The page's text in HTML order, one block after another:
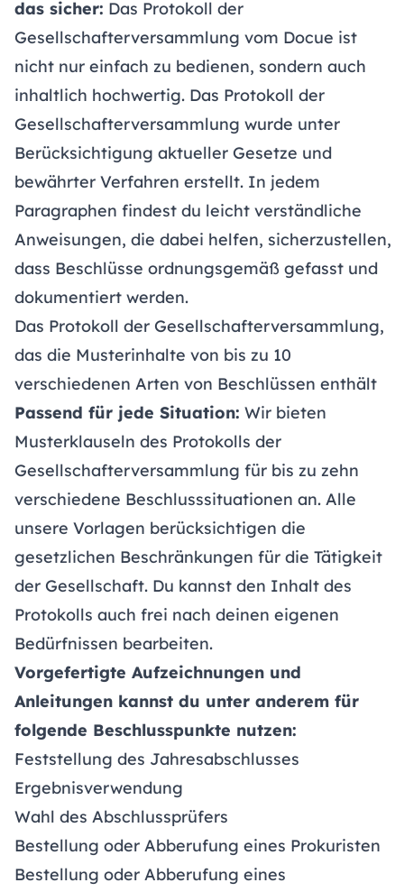
das sicher: Das Protokoll der
Gesellschafterversammlung vom Docue ist
nicht nur einfach zu bedienen, sondern auch
inhaltlich hochwertig. Das Protokoll der
Gesellschafterversammlung wurde unter
Berücksichtigung aktueller Gesetze und
bewährter Verfahren erstellt. In jedem
Paragraphen findest du leicht verständliche
Anweisungen, die dabei helfen, sicherzustellen,
dass Beschlüsse ordnungsgemäß gefasst und
dokumentiert werden.
Das Protokoll der Gesellschafterversammlung,
das die Musterinhalte von bis zu 10
verschiedenen Arten von Beschlüssen enthält
Passend für jede Situation: Wir bieten
Musterklauseln des Protokolls der
Gesellschafterversammlung für bis zu zehn
verschiedene Beschlusssituationen an. Alle
unsere Vorlagen berücksichtigen die
gesetzlichen Beschränkungen für die Tätigkeit
der Gesellschaft. Du kannst den Inhalt des
Protokolls auch frei nach deinen eigenen
Bedürfnissen bearbeiten.
Vorgefertigte Aufzeichnungen und
Anleitungen kannst du unter anderem für
folgende Beschlusspunkte nutzen:
Feststellung des Jahresabschlusses
Ergebnisverwendung
Wahl des Abschlussprüfers
Bestellung oder Abberufung eines Prokuristen
Bestellung oder Abberufung eines